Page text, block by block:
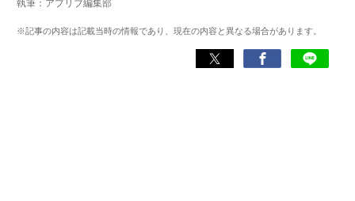
ゲームだけでも1,000本以上。ゲーム開発者を目指した経験
くして面白さを引き出し、人々に伝えるためゲームライタ
執筆：アプリブ編集部
※記事の内容は記載当時の情報であり、現在の内容と異なる場合があります。